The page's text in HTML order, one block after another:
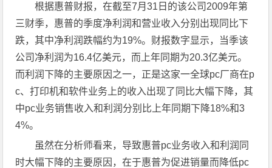
根据惠普财报，在截至7月31日的该公司2009年第
三财季，惠普的季度净利润和营业收入分别出现同比下
跌，其中净利润跌幅约为19%。财报数字显示，当季该
公司净利润为16.4亿美元，而上年同期为20.3亿美元。
而利润下降的主要原因之一，正是这家一全球pc厂商在p
c、打印机和软件业务上的收入出现了同比大幅下降，其
中pc业务销售收入和利润分别比上年同期下降18%和3
4%。
虽然在分析师看来，导致惠普pc业务收入和利润同
时大幅下降的主要原因，在于惠普为促进销量而降低pc